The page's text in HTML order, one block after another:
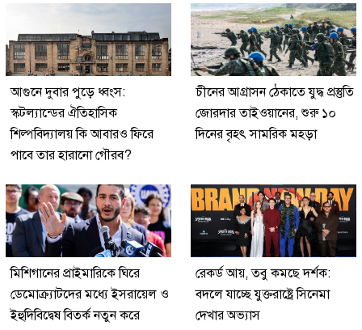
আগুনে দুবার পুড়ে ধ্বংস:
স্কটল্যান্ডের ঐতিহাসিক
শিল্পবিদ্যালয় কি আবারও ফিরে
পাবে তার হারানো গৌরব?
চীনের আগ্রাসন ঠেকাতে যুদ্ধ প্রস্তুতি
জোরদার তাইওয়ানের, শুরু ১০
দিনের বৃহৎ সামরিক মহড়া
মিশিগানের প্রাইমারিকে ঘিরে
ডেমোক্র্যাটদের মধ্যে ইসরায়েল ও
ইহুদিবিদ্বেষ বিতর্ক নতুন করে
রেকর্ড আয়, তবু কমছে দর্শক:
বদলে যাচ্ছে যুক্তরাষ্ট্রে সিনেমা
দেখার অভ্যাস